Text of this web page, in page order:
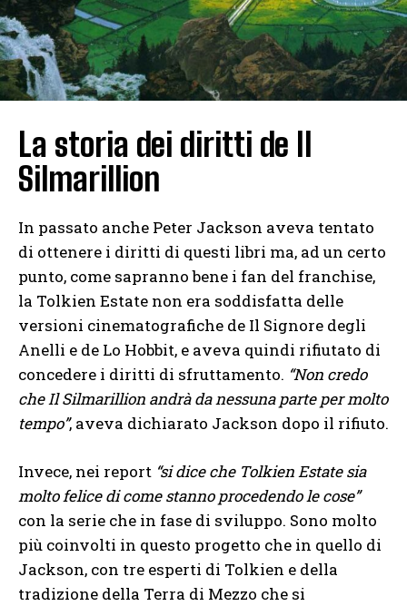
La storia dei diritti de Il
Silmarillion
In passato anche Peter Jackson aveva tentato
di ottenere i diritti di questi libri ma, ad un certo
punto, come sapranno bene i fan del franchise,
la Tolkien Estate non era soddisfatta delle
versioni cinematografiche de Il Signore degli
Anelli e de Lo Hobbit, e aveva quindi rifiutato di
concedere i diritti di sfruttamento. “Non credo
che Il Silmarillion andrà da nessuna parte per molto
tempo”, aveva dichiarato Jackson dopo il rifiuto.
Invece, nei report “si dice che Tolkien Estate sia
molto felice di come stanno procedendo le cose”
con la serie che in fase di sviluppo. Sono molto
più coinvolti in questo progetto che in quello di
Jackson, con tre esperti di Tolkien e della
tradizione della Terra di Mezzo che si